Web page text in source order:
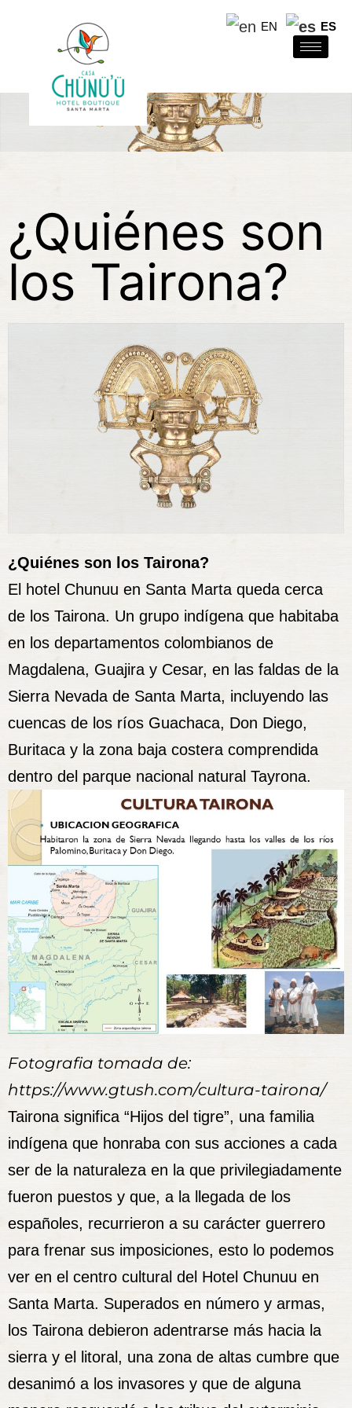
¿Quiénes son
los Tairona?
¿Quiénes son los Tairona?
El hotel Chunuu en Santa Marta queda cerca
de los Tairona. Un grupo indígena que habitaba
en los departamentos colombianos de
Magdalena, Guajira y Cesar, en las faldas de la
Sierra Nevada de Santa Marta, incluyendo las
cuencas de los ríos Guachaca, Don Diego,
Buritaca y la zona baja costera comprendida
dentro del parque nacional natural Tayrona.
Fotografia tomada de:
https://www.gtush.com/cultura-tairona/
Tairona significa “Hijos del tigre”, una familia
indígena que honraba con sus acciones a cada
ser de la naturaleza en la que privilegiadamente
fueron puestos y que, a la llegada de los
españoles, recurrieron a su carácter guerrero
para frenar sus imposiciones, esto lo podemos
ver en el centro cultural del Hotel Chunuu en
Santa Marta. Superados en número y armas,
los Tairona debieron adentrarse más hacia la
sierra y el litoral, una zona de altas cumbre que
desanimó a los invasores y que de alguna
EN ES